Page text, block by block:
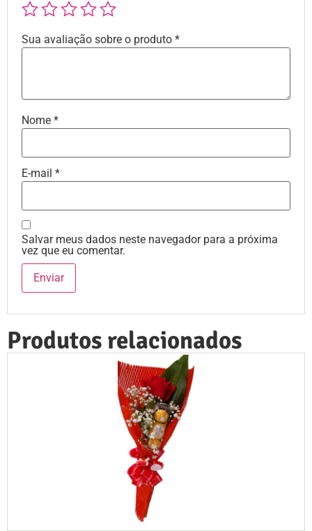
Sua avaliação sobre o produto *
Nome *
E-mail *
Salvar meus dados neste navegador para a próxima
vez que eu comentar.
Produtos relacionados